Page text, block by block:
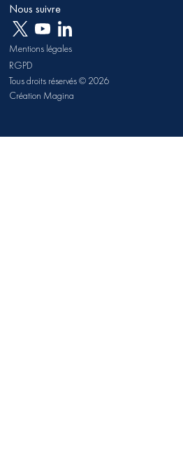
Nous suivre
Mentions légales
RGPD
Tous droits réservés © 2026
Création Magina